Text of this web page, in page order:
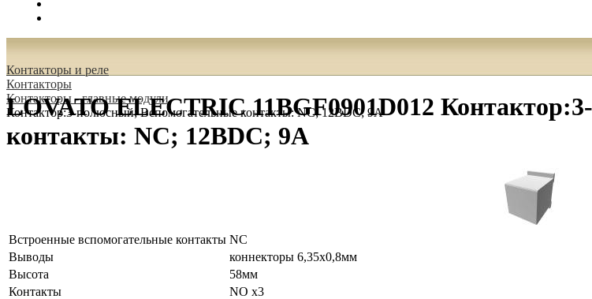
Контакторы и реле
Контакторы
Контакторы - главные модули
Контактор:3-полюсный; Вспомогательные контакты: NC; 12ВDC; 9А
LOVATO ELECTRIC 11BGF0901D012
контакты: NC; 12ВDC; 9А
Встроенные вспомогательные контакты NC
Выводы
коннекторы 6,35x0,8мм
Высота
58мм
Контакты
NO x3